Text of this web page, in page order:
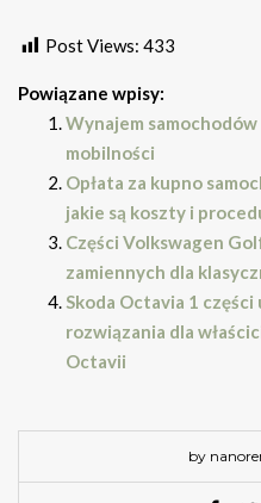
Post Views: 433
Powiązane wpisy:
Wynajem
mobilności
Opłata za kupno
jakie są koszty i
Części Volkswagen
zamiennych dla
Skoda Octavia 1
rozwiązania dla
Octavii
by